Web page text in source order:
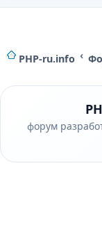
PHP-ru.info
форум